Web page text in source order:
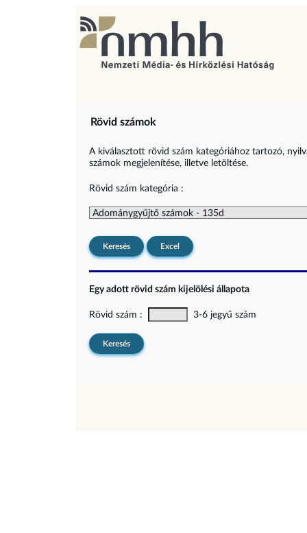
Rövid számok
A kiválasztott rövid szám kategóriához tartozó,
számok megjelenítése, illetve letöltése.
Rövid szám kategória :
Keresés Excel
Egy adott rövid szám kijelölési állapota
Rövid szám : 3-6 jegyű szám
Keresés